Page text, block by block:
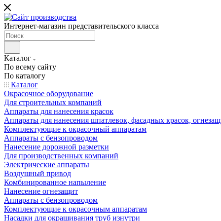
Интернет-магазин представительского класса
Каталог
По всему сайту
По каталогу
Каталог
Окрасочное оборудование
Для строительных компаний
Аппараты для нанесения красок
Аппараты для нанесения шпатлевок, фасадных красок,
Комплектующие к окрасочный аппаратам
Аппараты с бензопроводом
Нанесение дорожной разметки
Для производственных компаний
Электрические аппараты
Воздушный привод
Комбинированное напыление
Нанесение огнезащит
Аппараты с бензопроводом
Комплектующие к окрасочным аппаратам
Насадки для окрашивания труб изнутри